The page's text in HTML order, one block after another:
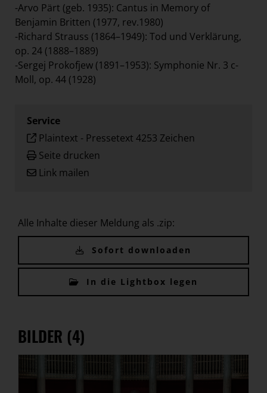
-Arvo Pärt (geb. 1935): Cantus in Memory of
Benjamin Britten (1977, rev.1980)
-Richard Strauss (1864–1949): Tod und Verklärung,
op. 24 (1888–1889)
-Sergej Prokofjew (1891–1953): Symphonie Nr. 3 c-
Moll, op. 44 (1928)
Service
Plaintext - Pressetext 4253 Zeichen
Seite drucken
Link mailen
Alle Inhalte dieser Meldung als .zip:
Sofort downloaden
In die Lightbox legen
BILDER (4)